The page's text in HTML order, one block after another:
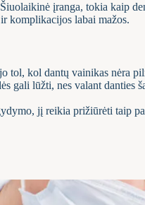
įranga, tokia kaip
komplikacijos labai mažos.
kol dantų vainikas nėra
gali lūžti, nes valant
jį reikia prižiūrėti taip